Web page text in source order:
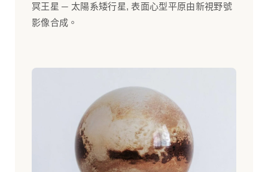
冥王星 ─ 太陽系矮行星, 表面心型平原由新視野號
影像合成。